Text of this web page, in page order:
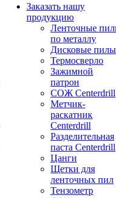
Заказать нашу
продукцию
Ленточные
по металлу
Дисковые пилы
Термосверло
Зажимной
патрон
СОЖ Centerdrill
Метчик-
раскатник
Centerdrill
Разделительная
паста Centerdrill
Цанги
Щетки для
ленточных пил
Тензометр